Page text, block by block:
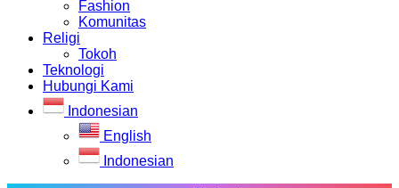
Fashion
Komunitas
Religi
Tokoh
Teknologi
Hubungi Kami
Indonesian
English
Indonesian